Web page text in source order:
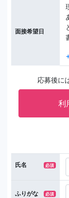
面接希望日
応募後に
氏名 必須
ふりがな 必須